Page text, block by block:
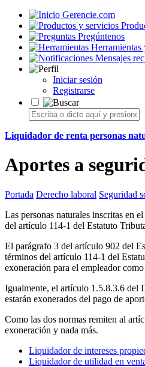
Gerencie.com
Pregúntenos
Herramientas
Mensajes
Iniciar sesión
Registrarse
Liquidador de renta personas
Aportes a
Portada Derecho laboral Seguridad
Las personas naturales inscritas en
del artículo 114-1 del Estatuto
El parágrafo 3 del artículo 902 del
términos del artículo 114-1 del
exoneración para el empleador
Igualmente, el artículo 1.5.8.3.6 del
estarán exonerados del pago de
Como las dos normas remiten al
exoneración y nada más.
Liquidador de intereses
Liquidador de utilidad en